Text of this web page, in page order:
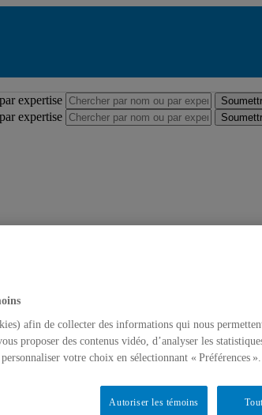
expertise
expertise
afin de collecter des informations qui nous
proposer des contenus vidéo, d’analyser les
votre choix en sélectionnant « Préférences ».
Autoriser les témoins